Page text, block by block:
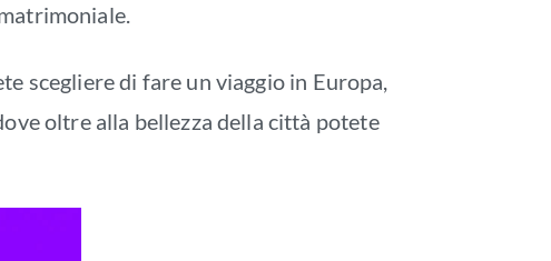
scegliere di fare un viaggio in Europa,
oltre alla bellezza della città potete